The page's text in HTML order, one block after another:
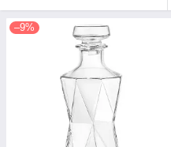
–9%